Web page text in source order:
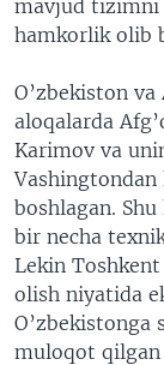
mavjud tizimni
hamkorlik olib
O’zbekiston
aloqalarda
Karimov va
Vashingtondan
boshlagan.
bir necha
Lekin
olish niyatida
muloqot qilgan